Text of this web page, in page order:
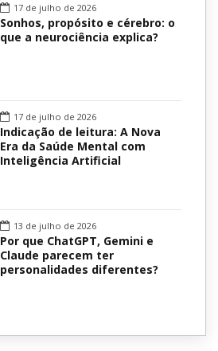
17 de julho de 2026
Sonhos, propósito e cérebro: o
que a neurociência explica?
17 de julho de 2026
Indicação de leitura: A Nova
Era da Saúde Mental com
Inteligência Artificial
13 de julho de 2026
Por que ChatGPT, Gemini e
Claude parecem ter
personalidades diferentes?